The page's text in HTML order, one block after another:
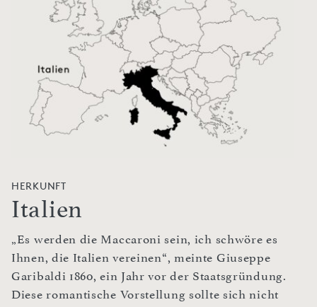
HERKUNFT
Italien
„Es werden die Maccaroni sein, ich schwöre es
Ihnen, die Italien vereinen“, meinte Giuseppe
Garibaldi 1860, ein Jahr vor der Staatsgründung.
Diese romantische Vorstellung sollte sich nicht